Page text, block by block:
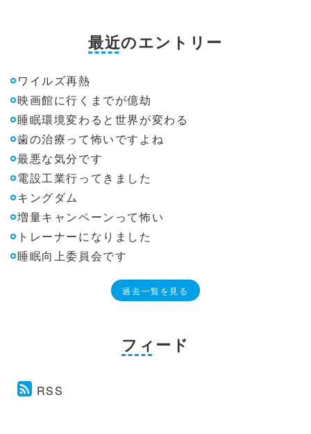
最近のエントリー
ワイルズ再熱
映画館に行くまでが億劫
睡眠環境変わると世界が変わる
歯の治療って怖いですよね
最悪な気分です
電設工業行ってきました
キングダム
増量キャンペーンって怖い
トレーナーになりました
睡眠向上委員会です
過去一覧を見る
フィード
RSS